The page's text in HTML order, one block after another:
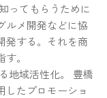
ってもらうために
ルメ開発などに協
発する。それを商
。
地域活性化。 豊橋
したプロモーショ